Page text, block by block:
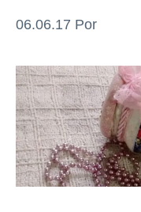
06.06.17 Por